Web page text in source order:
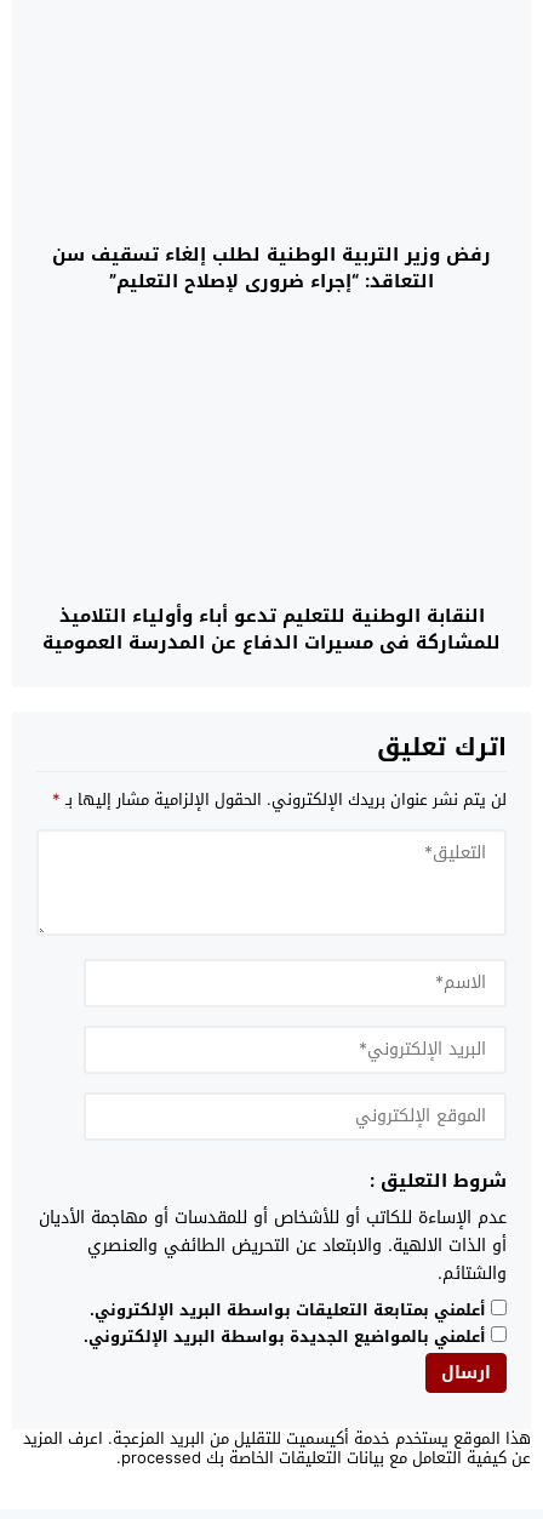
رفض وزير التربية الوطنية لطلب إلغاء تسقيف سن
التعاقد: “إجراء ضروري لإصلاح التعليم”
النقابة الوطنية للتعليم تدعو أباء وأولياء التلاميذ
للمشاركة في مسيرات الدفاع عن المدرسة العمومية
اترك تعليق
لن يتم نشر عنوان بريدك الإلكتروني. الحقول الإلزامية مشار إليها بـ*
شروط التعليق :
عدم الإساءة للكاتب أو للأشخاص أو للمقدسات أو مهاجمة الأديان
أو الذات الالهية. والابتعاد عن التحريض الطائفي والعنصري
والشتائم.
أعلمني بمتابعة التعليقات بواسطة البريد الإلكتروني.
أعلمني بالمواضيع الجديدة بواسطة البريد الإلكتروني.
هذا الموقع يستخدم خدمة أكيسميت للتقليل من البريد المزعجة. اعرف المزيد
عن كيفية التعامل مع بيانات التعليقات الخاصة بك processed .